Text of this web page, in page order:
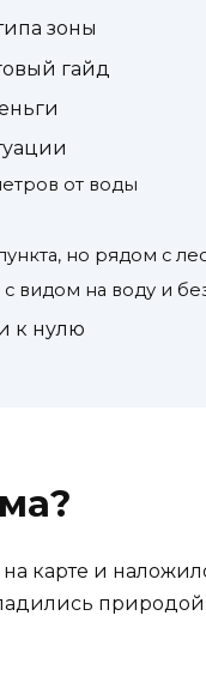
зоны
гайд
от воды
но рядом с
видом на воду и
к нулю
карте и